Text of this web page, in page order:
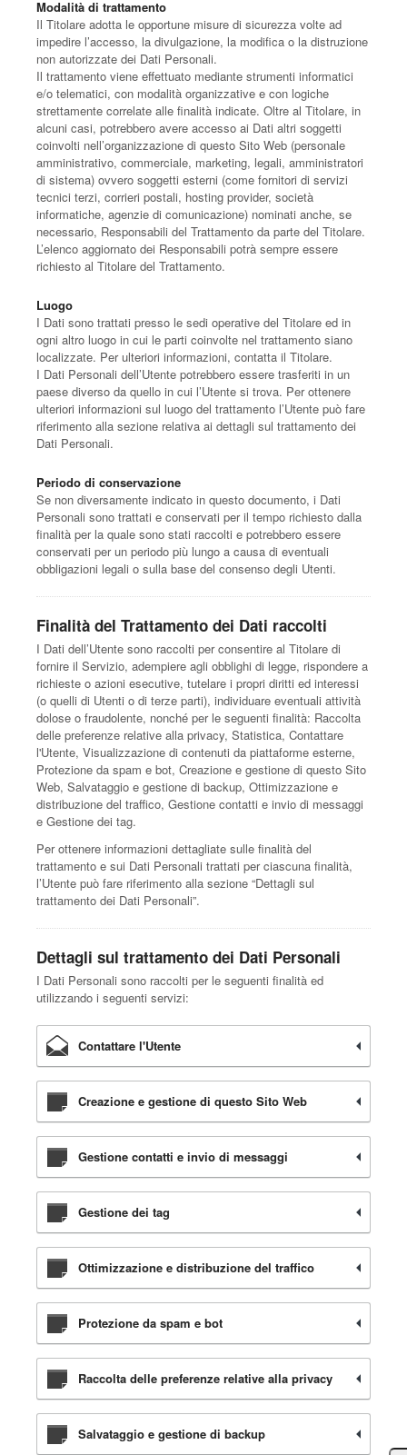
Modalità di trattamento
Il Titolare adotta le opportune misure di sicurezza volte ad
impedire l’accesso, la divulgazione, la modifica o la distruzione
non autorizzate dei Dati Personali.
Il trattamento viene effettuato mediante strumenti informatici
e/o telematici, con modalità organizzative e con logiche
strettamente correlate alle finalità indicate. Oltre al Titolare, in
alcuni casi, potrebbero avere accesso ai Dati altri soggetti
coinvolti nell’organizzazione di questo Sito Web (personale
amministrativo, commerciale, marketing, legali, amministratori
di sistema) ovvero soggetti esterni (come fornitori di servizi
tecnici terzi, corrieri postali, hosting provider, società
informatiche, agenzie di comunicazione) nominati anche, se
necessario, Responsabili del Trattamento da parte del Titolare.
L’elenco aggiornato dei Responsabili potrà sempre essere
richiesto al Titolare del Trattamento.
Luogo
I Dati sono trattati presso le sedi operative del Titolare ed in
ogni altro luogo in cui le parti coinvolte nel trattamento siano
localizzate. Per ulteriori informazioni, contatta il Titolare.
I Dati Personali dell’Utente potrebbero essere trasferiti in un
paese diverso da quello in cui l’Utente si trova. Per ottenere
ulteriori informazioni sul luogo del trattamento l’Utente può fare
riferimento alla sezione relativa ai dettagli sul trattamento dei
Dati Personali.
Periodo di conservazione
Se non diversamente indicato in questo documento, i Dati
Personali sono trattati e conservati per il tempo richiesto dalla
finalità per la quale sono stati raccolti e potrebbero essere
conservati per un periodo più lungo a causa di eventuali
obbligazioni legali o sulla base del consenso degli Utenti.
Finalità del Trattamento dei Dati raccolti
I Dati dell’Utente sono raccolti per consentire al Titolare di
fornire il Servizio, adempiere agli obblighi di legge, rispondere a
richieste o azioni esecutive, tutelare i propri diritti ed interessi
(o quelli di Utenti o di terze parti), individuare eventuali attività
dolose o fraudolente, nonché per le seguenti finalità: Raccolta
delle preferenze relative alla privacy, Statistica, Contattare
l'Utente, Visualizzazione di contenuti da piattaforme esterne,
Protezione da spam e bot, Creazione e gestione di questo Sito
Web, Salvataggio e gestione di backup, Ottimizzazione e
distribuzione del traffico, Gestione contatti e invio di messaggi
e Gestione dei tag.
Per ottenere informazioni dettagliate sulle finalità del
trattamento e sui Dati Personali trattati per ciascuna finalità,
l’Utente può fare riferimento alla sezione “Dettagli sul
trattamento dei Dati Personali”.
Dettagli sul trattamento dei Dati Personali
I Dati Personali sono raccolti per le seguenti finalità ed
utilizzando i seguenti servizi:
Contattare l'Utente
Creazione e gestione di questo Sito Web
Gestione contatti e invio di messaggi
Gestione dei tag
Ottimizzazione e distribuzione del traffico
Protezione da spam e bot
Raccolta delle preferenze relative alla privacy
Salvataggio e gestione di backup